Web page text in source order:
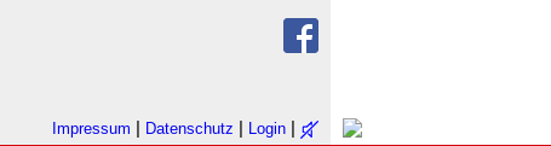
Impressum | Datenschutz | Login |